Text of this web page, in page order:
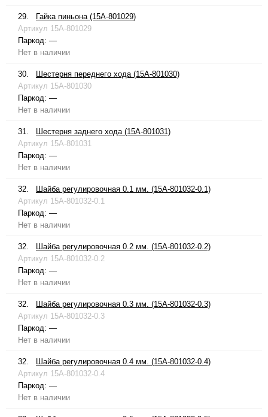
29.
Гайка пиньона (15A-801029)
Артикул 15A-801029
Паркод: —
Нет в наличии
30.
Шестерня переднего хода (15A-801030)
Артикул 15A-801030
Паркод: —
Нет в наличии
31.
Шестерня заднего хода (15A-801031)
Артикул 15A-801031
Паркод: —
Нет в наличии
32.
Шайба регулировочная 0.1 мм. (15A-801032-0.1)
Артикул 15A-801032-0.1
Паркод: —
Нет в наличии
32.
Шайба регулировочная 0.2 мм. (15A-801032-0.2)
Артикул 15A-801032-0.2
Паркод: —
Нет в наличии
32.
Шайба регулировочная 0.3 мм. (15A-801032-0.3)
Артикул 15A-801032-0.3
Паркод: —
Нет в наличии
32.
Шайба регулировочная 0.4 мм. (15A-801032-0.4)
Артикул 15A-801032-0.4
Паркод: —
Нет в наличии